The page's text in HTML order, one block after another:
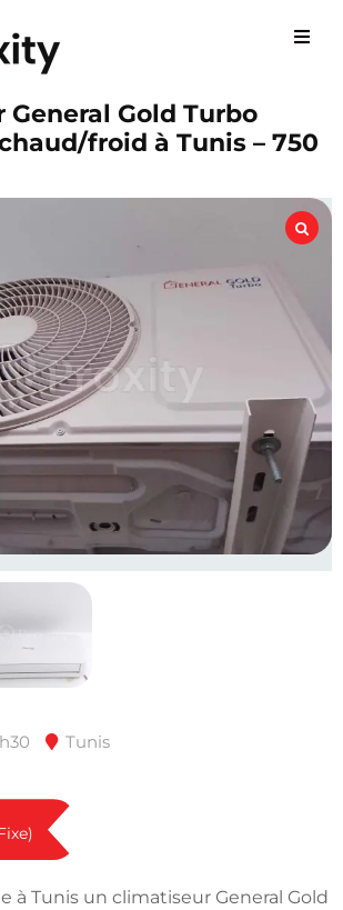
Gold Turbo
froid à Tunis – 750
Tunis
à Tunis un climatiseur General Gold